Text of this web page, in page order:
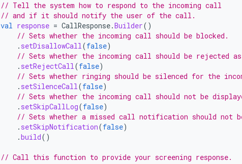
// Tell the system how to respond to the incoming call
// and if it should notify the user of the call.
val response = CallResponse.Builder()
// Sets whether the incoming call should be blocked.
. setDisallowCall(false)
// Sets whether the incoming call should be rejected
. setRejectCall(false)
// Sets whether ringing should be silenced for the
. setSilenceCall(false)
// Sets whether the incoming call should not be
. setSkipCallLog(false)
// Sets whether a missed call notification should not
. setSkipNotification(false)
.build()
// Call this function to provide your screening response.